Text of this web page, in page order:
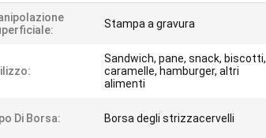
Stampa a gravura
Sandwich, pane, snack, biscotti,
caramelle, hamburger, altri
alimenti
Di Borsa: Borsa degli strizzacervelli